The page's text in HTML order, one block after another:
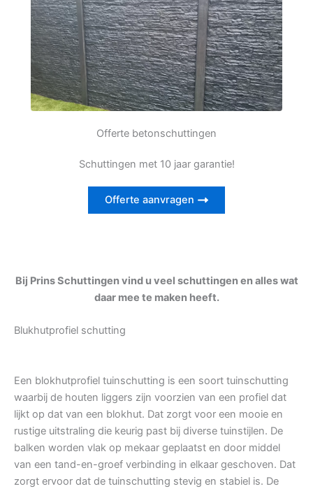
Offerte betonschuttingen
Schuttingen met 10 jaar garantie!
Offerte aanvragen
Bij Prins Schuttingen vind u veel schuttingen en alles wat
daar mee te maken heeft.
Blukhutprofiel schutting
Een blokhutprofiel tuinschutting is een soort tuinschutting
waarbij de houten liggers zijn voorzien van een profiel dat
lijkt op dat van een blokhut. Dat zorgt voor een mooie en
rustige uitstraling die keurig past bij diverse tuinstijlen. De
balken worden vlak op mekaar geplaatst en door middel
van een tand-en-groef verbinding in elkaar geschoven. Dat
zorgt ervoor dat de tuinschutting stevig en stabiel is. De